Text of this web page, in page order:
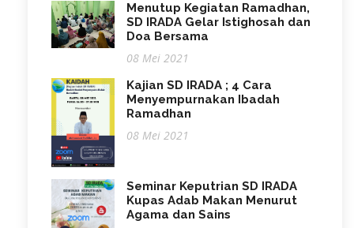
Menutup Kegiatan Ramadhan,
SD IRADA Gelar Istighosah dan
Doa Bersama
08 Mei 2021
Kajian SD IRADA ; 4 Cara
Menyempurnakan Ibadah
Ramadhan
08 Mei 2021
Seminar Keputrian SD IRADA
Kupas Adab Makan Menurut
Agama dan Sains